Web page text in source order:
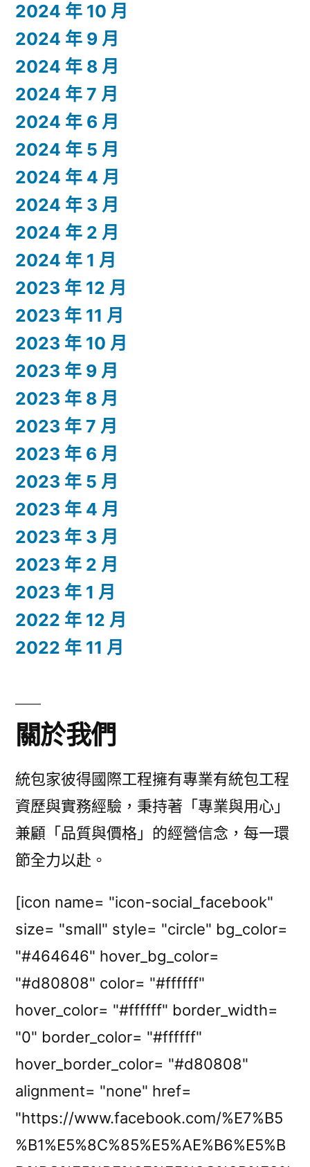
2024 年 10 月
2024 年 9 月
2024 年 8 月
2024 年 7 月
2024 年 6 月
2024 年 5 月
2024 年 4 月
2024 年 3 月
2024 年 2 月
2024 年 1 月
2023 年 12 月
2023 年 11 月
2023 年 10 月
2023 年 9 月
2023 年 8 月
2023 年 7 月
2023 年 6 月
2023 年 5 月
2023 年 4 月
2023 年 3 月
2023 年 2 月
2023 年 1 月
2022 年 12 月
2022 年 11 月
關於我們
統包家彼得國際工程擁有專業有統包工程
資歷與實務經驗，秉持著「專業與用心」
兼顧「品質與價格」的經營信念，每一環
節全力以赴。
[icon name= "icon-social_facebook"
size= "small" style= "circle" bg_color=
"#464646" hover_bg_color=
"#d80808" color= "#ffffff"
hover_color= "#ffffff" border_width=
"0" border_color= "#ffffff"
hover_border_color= "#d80808"
alignment= "none" href=
"https://www.facebook.com/%E7%B5
%B1%E5%8C%85%E5%AE%B6%E5%B